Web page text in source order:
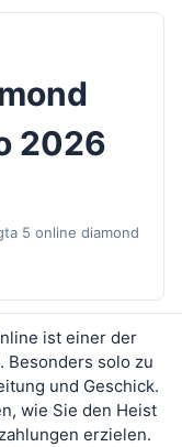
2026
5 online diamond
ist einer der
Besonders solo zu
und Geschick.
wie Sie den Heist
erzielen.